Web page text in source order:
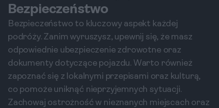
Bezpieczeństwo
Bezpieczeństwo to kluczowy aspekt każdej
podróży. Zanim wyruszysz, upewnij się, że masz
odpowiednie ubezpieczenie zdrowotne oraz
dokumenty dotyczące pojazdu. Warto również
zapoznać się z lokalnymi przepisami oraz kulturą,
co pomoże uniknąć nieprzyjemnych sytuacji.
Zachowaj ostrożność w nieznanych miejscach oraz